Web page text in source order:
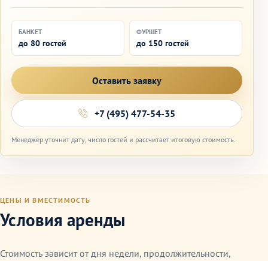
БАНКЕТ
до 80 гостей
ФУРШЕТ
до 150 гостей
Оставить заявку
+7 (495) 477-54-35
Менеджер уточнит дату, число гостей и рассчитает итоговую стоимость.
ЦЕНЫ И ВМЕСТИМОСТЬ
Условия аренды
Стоимость зависит от дня недели, продолжительности,